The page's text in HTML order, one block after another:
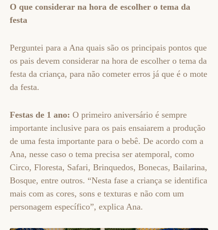
O que considerar na hora de escolher o tema da
festa
Perguntei para a Ana quais são os principais pontos que
os pais devem considerar na hora de escolher o tema da
festa da criança, para não cometer erros já que é o mote
da festa.
Festas de 1 ano: O primeiro aniversário é sempre
importante inclusive para os pais ensaiarem a produção
de uma festa importante para o bebê. De acordo com a
Ana, nesse caso o tema precisa ser atemporal, como
Circo, Floresta, Safari, Brinquedos, Bonecas, Bailarina,
Bosque, entre outros. “Nesta fase a criança se identifica
mais com as cores, sons e texturas e não com um
personagem específico”, explica Ana.